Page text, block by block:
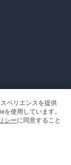
ペリエンスを提供
使用しています。
シーに同意すること